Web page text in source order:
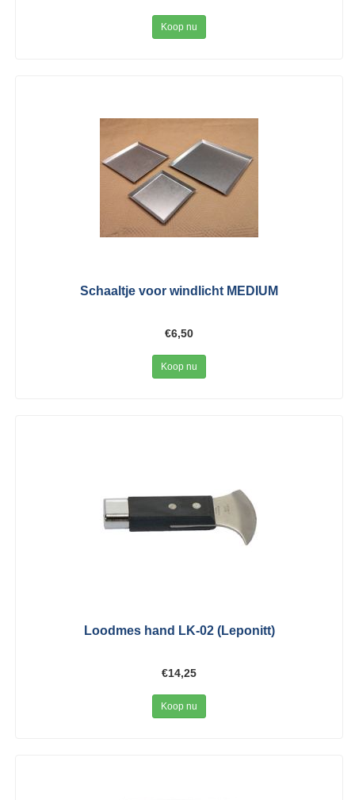
Koop nu
Schaaltje voor windlicht MEDIUM
€6,50
Koop nu
Loodmes hand LK-02 (Leponitt)
€14,25
Koop nu